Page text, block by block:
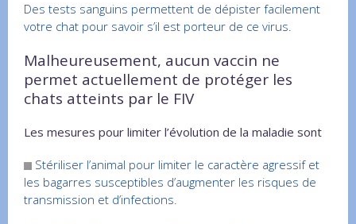
Des tests sanguins permettent de dépister facilement
votre chat pour savoir s’il est porteur de ce virus.
Malheureusement, aucun vaccin ne
permet actuellement de protéger les
chats atteints par le FIV
Les mesures pour limiter l’évolution de la maladie sont
Stériliser l’animal pour limiter le caractère agressif et
les bagarres susceptibles d’augmenter les risques de
transmission et d’infections.